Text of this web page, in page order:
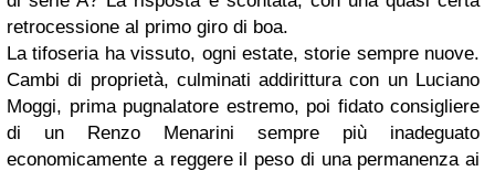
retrocessione al primo giro di boa.
La tifoseria ha vissuto, ogni estate, storie sempre nuove.
Cambi di proprietà, culminati addirittura con un Luciano
Moggi, prima pugnalatore estremo, poi fidato consigliere
di un Renzo Menarini sempre più inadeguato
economicamente a reggere il peso di una permanenza ai